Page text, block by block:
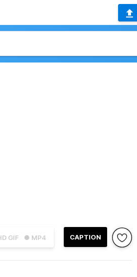
GIF ● MP4 CAPTION